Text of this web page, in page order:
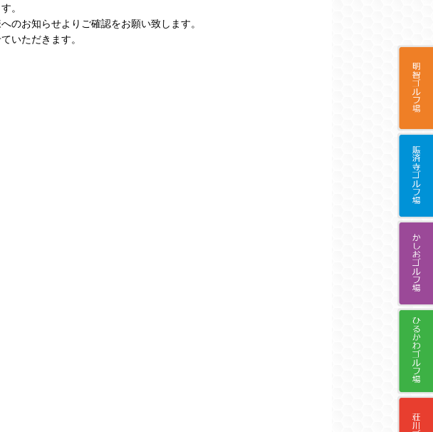
。
のお知らせよりご確認をお願い致します。
いただきます。